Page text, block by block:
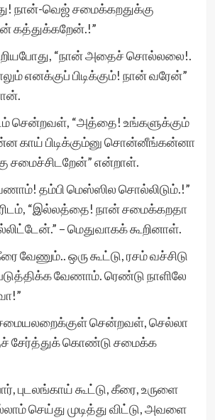
நான்-வெஜ் சமைக்கறதுக்கு
கத்துக்கறேன்.!”
“நான் அதைச் சொல்லலை!.
எனக்குப் பிடிக்கும்! நான் வரேன்”
சென்றவள், “அத்தை! உங்களுக்கும்
காய் பிடிக்கும்னு சொன்னீங்கன்னா
சமைச்சிடறேன்” என்றாள்.
தம்பி மெஸ்ஸில சொல்லிடும்.!”
“இல்லத்தை! நான் சமைக்கறதா
– மெதுவாகக் கூறினாள்.
வேணும்.. ஒரு கூட்டு, ரசம் வச்சிடு
வேணாம். ரெண்டு நாளிலே
சமையலறைக்குள் சென்றவள், செல்லா
சேர்த்துக் கொண்டு சமைக்க
புடலங்காய் கூட்டு, கீரை, உருளை
செய்து முடித்து விட்டு, அவளை